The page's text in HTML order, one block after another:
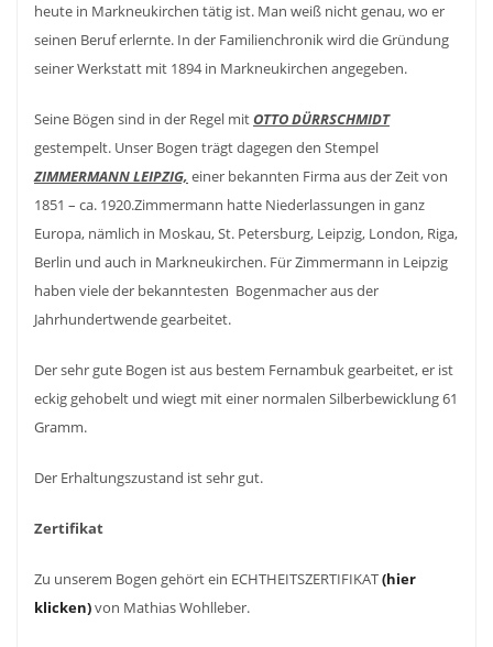
heute in Markneukirchen tätig ist. Man weiß nicht genau, wo er
seinen Beruf erlernte. In der Familienchronik wird die Gründung
seiner Werkstatt mit 1894 in Markneukirchen angegeben.
Seine Bögen sind in der Regel mitOTTO DÜRRSCHMIDT
gestempelt. Unser Bogen trägt dagegen den Stempel
ZIMMERMANN LEIPZIG, einer bekannten Firma aus der Zeit von
1851 – ca. 1920.Zimmermann hatte Niederlassungen in ganz
Europa, nämlich in Moskau, St. Petersburg, Leipzig, London, Riga,
Berlin und auch in Markneukirchen. Für Zimmermann in Leipzig
haben viele der bekanntesten Bogenmacher aus der
Jahrhundertwende gearbeitet.
Der sehr gute Bogen ist aus bestem Fernambuk gearbeitet, er ist
eckig gehobelt und wiegt mit einer normalen Silberbewicklung 61
Gramm.
Der Erhaltungszustand ist sehr gut.
Zertifikat
Zu unserem Bogen gehört ein ECHTHEITSZERTIFIKAT(hier
klicken)von Mathias Wohlleber.